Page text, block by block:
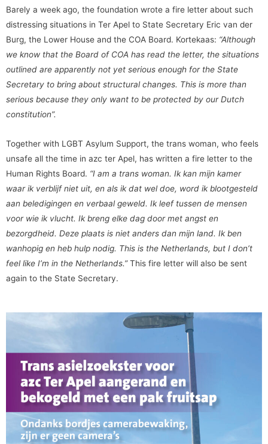
Barely a week ago, the foundation wrote a fire letter about such
distressing situations in Ter Apel to State Secretary Eric van der
Burg, the Lower House and the COA Board. Kortekaas: “Although
we know that the Board of COA has read the letter, the situations
outlined are apparently not yet serious enough for the State
Secretary to bring about structural changes. This is more than
serious because they only want to be protected by our Dutch
constitution”.
Together with LGBT Asylum Support, the trans woman, who feels
unsafe all the time in azc ter Apel, has written a fire letter to the
Human Rights Board. “I am a trans woman. Ik kan mijn kamer
waar ik verblijf niet uit, en als ik dat wel doe, word ik blootgesteld
aan beledigingen en verbaal geweld. Ik leef tussen de mensen
voor wie ik vlucht. Ik breng elke dag door met angst en
bezorgdheid. Deze plaats is niet anders dan mijn land. Ik ben
wanhopig en heb hulp nodig. This is the Netherlands, but I don’t
feel like I’m in the Netherlands.”This fire letter will also be sent
again to the State Secretary.